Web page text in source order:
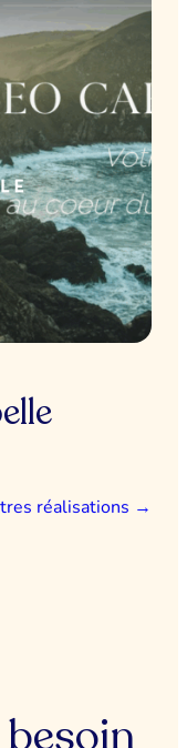
réalisations →